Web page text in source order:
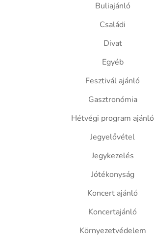
Buliajánló
Családi
Divat
Egyéb
Fesztivál ajánló
Gasztronómia
Hétvégi program ajánló
Jegyelővétel
Jegykezelés
Jótékonyság
Koncert ajánló
Koncertajánló
Környezetvédelem